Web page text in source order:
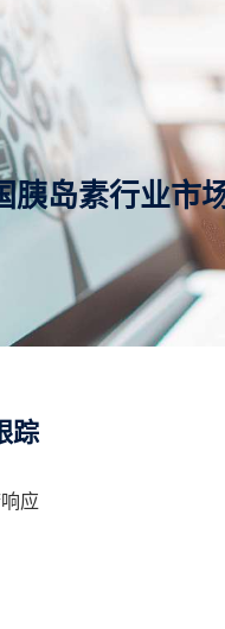
岛素行业市
踪
应